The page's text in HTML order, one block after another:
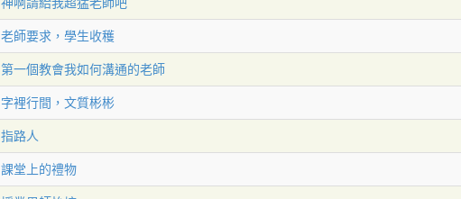
老師要求，學生收穫
第一個教會我如何溝通的老師
字裡行間，文質彬彬
指路人
課堂上的禮物